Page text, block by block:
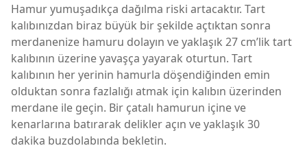
Hamur yumuşadıkça dağılma riski artacaktır. Tart
kalıbınızdan biraz büyük bir şekilde açtıktan sonra
merdanenize hamuru dolayın ve yaklaşık 27 cm’lik tart
kalıbının üzerine yavaşça yayarak oturtun. Tart
kalıbının her yerinin hamurla döşendiğinden emin
olduktan sonra fazlalığı atmak için kalıbın üzerinden
merdane ile geçin. Bir çatalı hamurun içine ve
kenarlarına batırarak delikler açın ve yaklaşık 30
dakika buzdolabında bekletin.